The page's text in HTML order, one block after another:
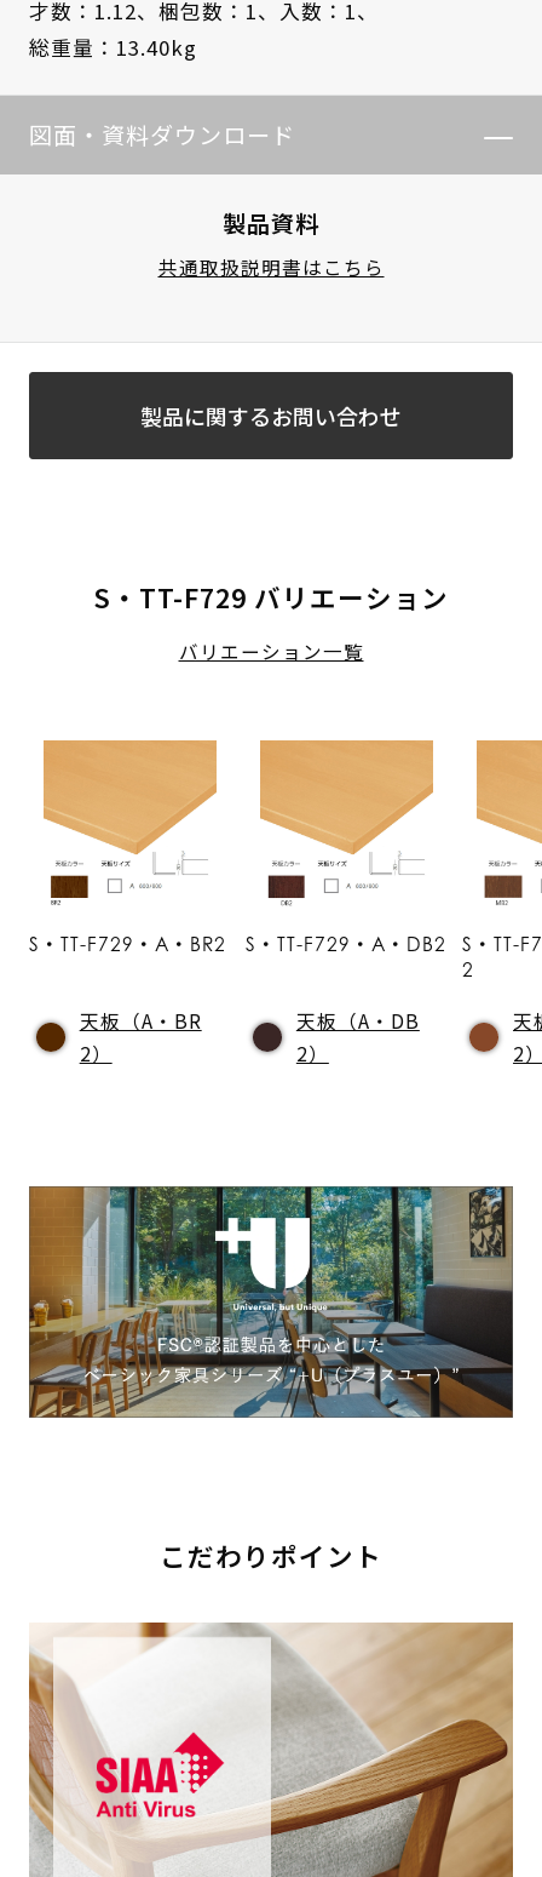
才数：1.12、 梱包数：1、
入数：1、
総重量：13.40kg
図面・資料ダウンロード
製品資料
共通取扱説明書はこちら
製品に関するお問い合わせ
S・TT-F729 バリエーション
バリエーション一覧
S・TT-F729・A・BR2
天板（A・BR
2）
S・TT-F729・A・DB2
天板（A・DB
2）
S・TT-
2
天
2
こだわりポイント